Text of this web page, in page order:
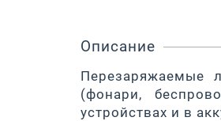
Описание
Перезаряжаемые
(фонари,
устройствах и в